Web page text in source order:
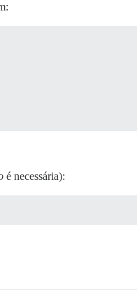
é necessária):